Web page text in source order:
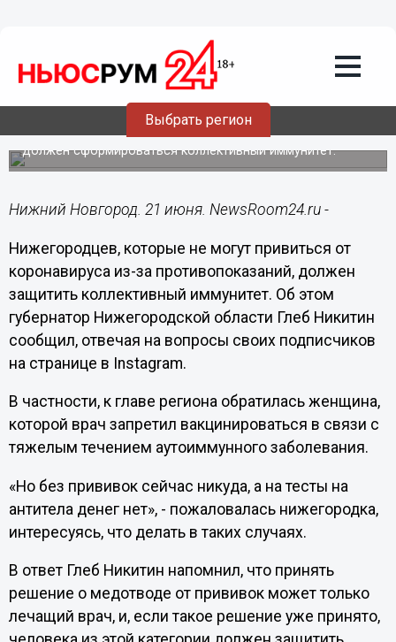
Выбрать регион
Никитин ответил на вопрос о защите
нижегородцев с медотводом от
прививки против COVID-19
Для безопасности людей с противопоказаниями
должен сформироваться коллективный иммунитет.
Нижний Новгород. 21 июня. NewsRoom24.ru -
Нижегородцев, которые не могут привиться от
коронавируса из-за противопоказаний, должен
защитить коллективный иммунитет. Об этом
губернатор Нижегородской области Глеб Никитин
сообщил, отвечая на вопросы своих подписчиков
на странице в Instagram.
В частности, к главе региона обратилась женщина,
которой врач запретил вакцинироваться в связи с
тяжелым течением аутоиммунного заболевания.
«Но без прививок сейчас никуда, а на тесты на
антитела денег нет», - пожаловалась нижегородка,
интересуясь, что делать в таких случаях.
В ответ Глеб Никитин напомнил, что принять
решение о медотводе от прививок может только
лечащий врач, и, если такое решение уже принято,